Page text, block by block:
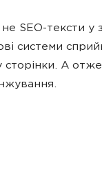
SEO-тексти у
системи
сторінки. А